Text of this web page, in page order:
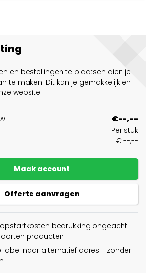
en bestellingen te plaatsen dien je
te maken. Dit kan je gemakkelijk en
website!
€--,--
Per stuk
€ --,--
Maak account
Offerte aanvragen
bedrukking ongeacht
producten
label naar alternatief adres - zonder